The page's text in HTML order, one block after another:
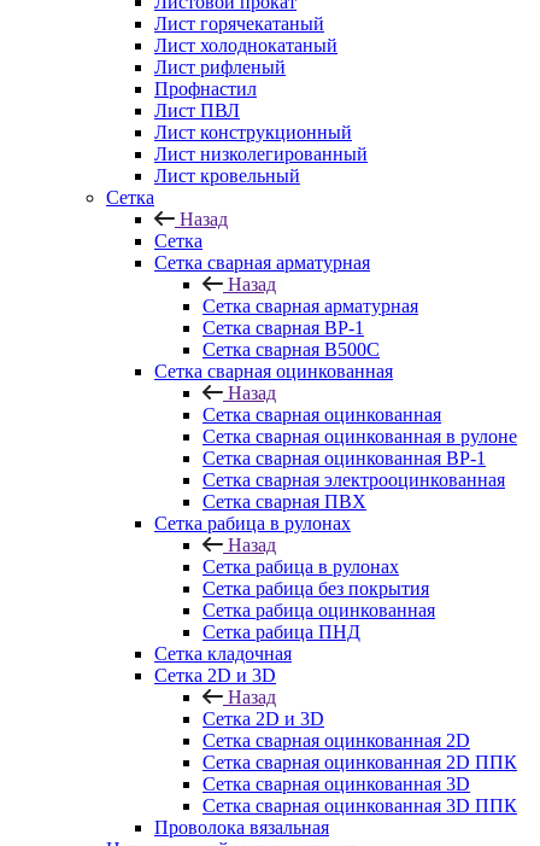
Лист горячекатаный
Лист холоднокатаный
Лист рифленый
Профнастил
Лист ПВЛ
Лист конструкционный
Лист низколегированный
Лист кровельный
Сетка
Назад
Сетка
Сетка сварная арматурная
Назад
Сетка сварная арматурная
Сетка сварная ВР-1
Сетка сварная В500С
Сетка сварная оцинкованная
Назад
Сетка сварная оцинкованная
Сетка сварная оцинкованная в рулоне
Сетка сварная оцинкованная ВР-1
Сетка сварная электрооцинкованная
Сетка сварная ПВХ
Сетка рабица в рулонах
Назад
Сетка рабица в рулонах
Сетка рабица без покрытия
Сетка рабица оцинкованная
Сетка рабица ПНД
Сетка кладочная
Сетка 2D и 3D
Назад
Сетка 2D и 3D
Сетка сварная оцинкованная 2D
Сетка сварная оцинкованная 2D ППК
Сетка сварная оцинкованная 3D
Сетка сварная оцинкованная 3D ППК
Проволока вязальная